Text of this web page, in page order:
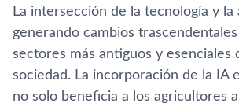
La intersección de la tecnología y la
generando cambios
sectores más antiguos y esenciales
sociedad. La incorporación de la IA
no solo beneficia a los agricultores al